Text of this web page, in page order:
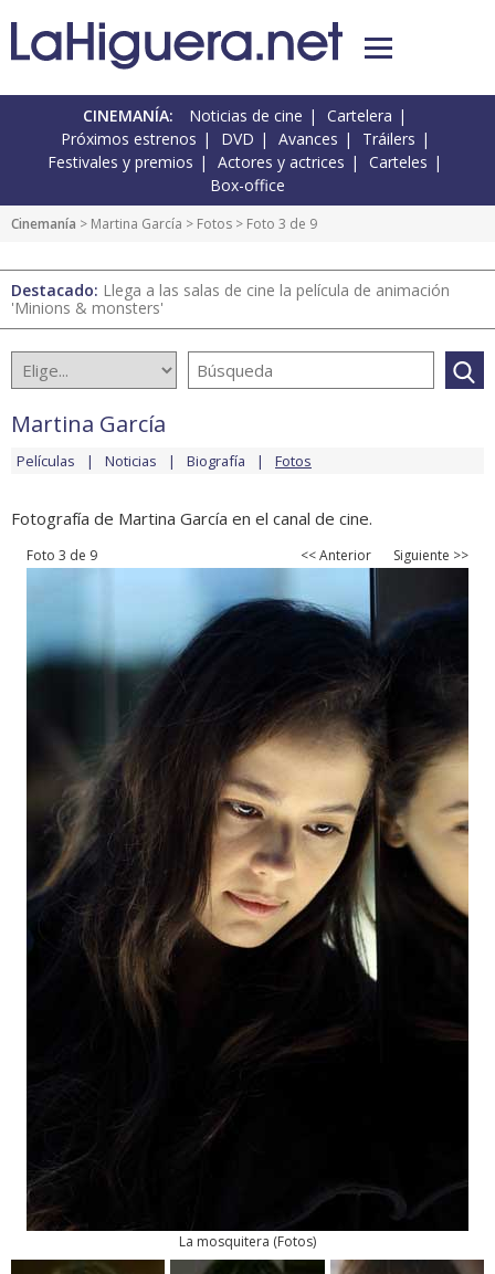
CINEMANÍA: Noticias de cine
Cartelera
Próximos estrenos
DVD Avances
Tráilers
Festivales y premios
Actores y actrices
Carteles
Box-office
Cinemanía > Martina García > Fotos > Foto 3 de 9
Destacado: Llega a las salas de cine la película de animación
'Minions & monsters'
Martina García
Películas Noticias Biografía Fotos
Fotografía de Martina García en el canal de cine.
Foto 3 de 9 << Anterior Siguiente >>
La mosquitera (Fotos)